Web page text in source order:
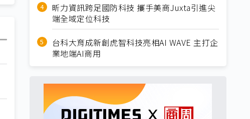
昕力資訊跨足國防科技 攜手美商Juxta引進尖
端全域定位科技
台科大育成新創虎智科技亮相AI WAVE 主打企
業地端AI商用